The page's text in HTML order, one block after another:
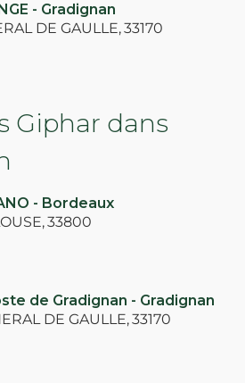
- Gradignan
DE GAULLE,33170
Giphar dans
- Bordeaux
33800
de Gradignan - Gradignan
DE GAULLE,33170